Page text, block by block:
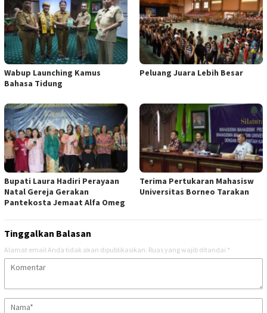
Wabup Launching Kamus
Bahasa Tidung
Peluang Juara Lebih Besar
Bupati Laura Hadiri Perayaan
Natal Gereja Gerakan
Pantekosta Jemaat Alfa Omeg
Terima Pertukaran Mahasisw
Universitas Borneo Tarakan
Tinggalkan Balasan
Alamat email Anda tidak akan dipublikasikan. Ruas yang wajib ditandai *